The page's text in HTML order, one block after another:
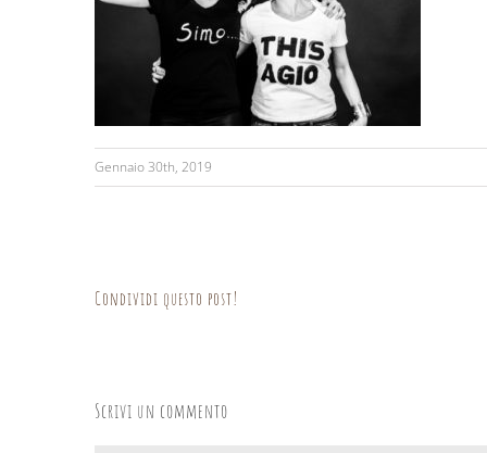
Gennaio 30th, 2019
Condividi questo post!
Scrivi un commento